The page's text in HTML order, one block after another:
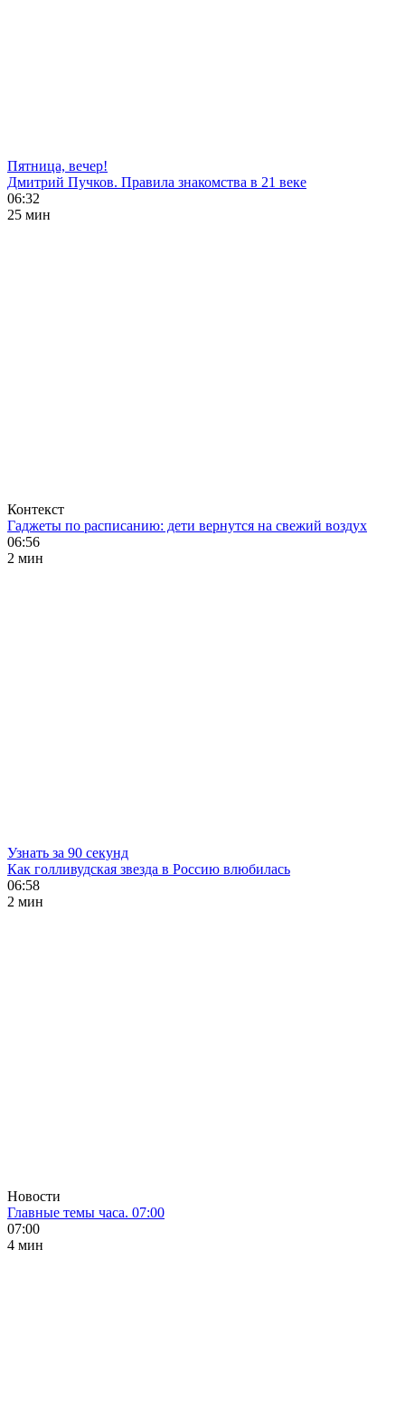
Пятница, вечер!
Дмитрий Пучков. Правила знакомства в 21 веке
06:32
25 мин
Контекст
Гаджеты по расписанию: дети вернутся на свежий воздух
06:56
2 мин
Узнать за 90 секунд
Как голливудская звезда в Россию влюбилась
06:58
2 мин
Новости
Главные темы часа. 07:00
07:00
4 мин